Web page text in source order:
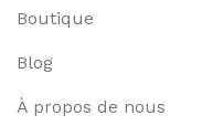
Boutique
Blog
À propos de nous